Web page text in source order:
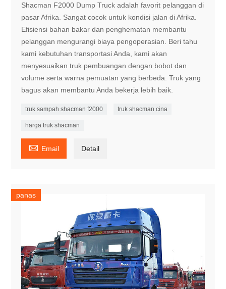
Shacman F2000 Dump Truck adalah favorit pelanggan di
pasar Afrika. Sangat cocok untuk kondisi jalan di Afrika.
Efisiensi bahan bakar dan penghematan membantu
pelanggan mengurangi biaya pengoperasian. Beri tahu
kami kebutuhan transportasi Anda, kami akan
menyesuaikan truk pembuangan dengan bobot dan
volume serta warna pemuatan yang berbeda. Truk yang
bagus akan membantu Anda bekerja lebih baik.
truk sampah shacman f2000 truk shacman cina
harga truk shacman
 Email Detail
panas